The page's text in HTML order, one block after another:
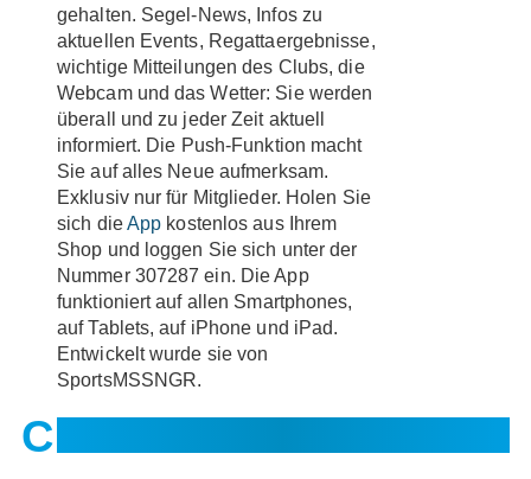
gehalten. Segel-News, Infos zu
aktuellen Events, Regattaergebnisse,
wichtige Mitteilungen des Clubs, die
Webcam und das Wetter: Sie werden
überall und zu jeder Zeit aktuell
informiert. Die Push-Funktion macht
Sie auf alles Neue aufmerksam.
Exklusiv nur für Mitglieder. Holen Sie
sich dieApp kostenlos aus Ihrem
Shop und loggen Sie sich unter der
Nummer 307287 ein. Die App
funktioniert auf allen Smartphones,
auf Tablets, auf iPhone und iPad.
Entwickelt wurde sie von
SportsMSSNGR.